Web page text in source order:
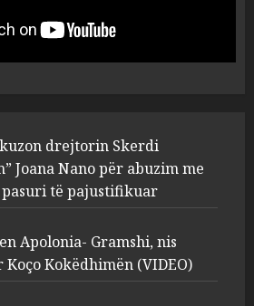
çfarë dënimi kërkon për
Mariela dhe Antonela
Berishën
“Ai që drejtonte makinën më
ngjau me Talo Çelën”,
dëshmia e Nuredin Dumanit
flet për PERSONAT që e
MARCH 25, 2025
drejtorin Skerdi
Joana Nano për abuzim me
të pajustifikuar
Apolonia- Gramshi, nis
Kokëdhimën (VIDEO)